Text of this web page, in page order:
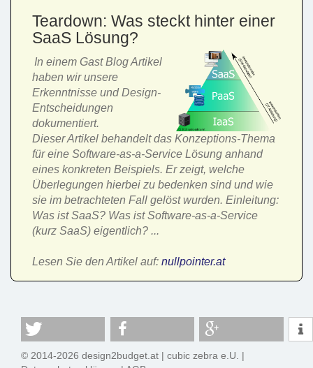
Teardown: Was steckt hinter einer
SaaS Lösung?
In einem Gast Blog Artikel
haben wir unsere
Erkenntnisse und Design-
Entscheidungen
dokumentiert.
Dieser Artikel behandelt das Konzeptions-Thema
für eine Software-as-a-Service Lösung anhand
eines konkreten Beispiels. Er zeigt, welche
Überlegungen hierbei zu bedenken sind und wie
sie im betrachteten Fall gelöst wurden. Einleitung:
Was ist SaaS? Was ist Software-as-a-Service
(kurz SaaS) eigentlich? ...
Lesen Sie den Artikel auf: nullpointer.at
© 2014-2026 design2budget.at |cubic zebra e.U.
|